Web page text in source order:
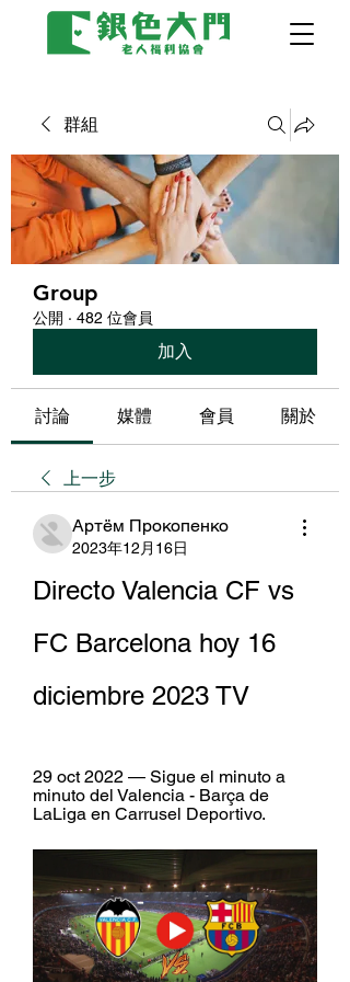
群組
Group
公開 · 482 位會員
加入
討論 媒體 會員 關於
上一步
Артём Прокопенко
2023年12月16日
Directo Valencia CF vs
FC Barcelona hoy 16
diciembre 2023 TV
29 oct 2022 — Sigue el minuto a
minuto del Valencia - Barça de
LaLiga en Carrusel Deportivo.